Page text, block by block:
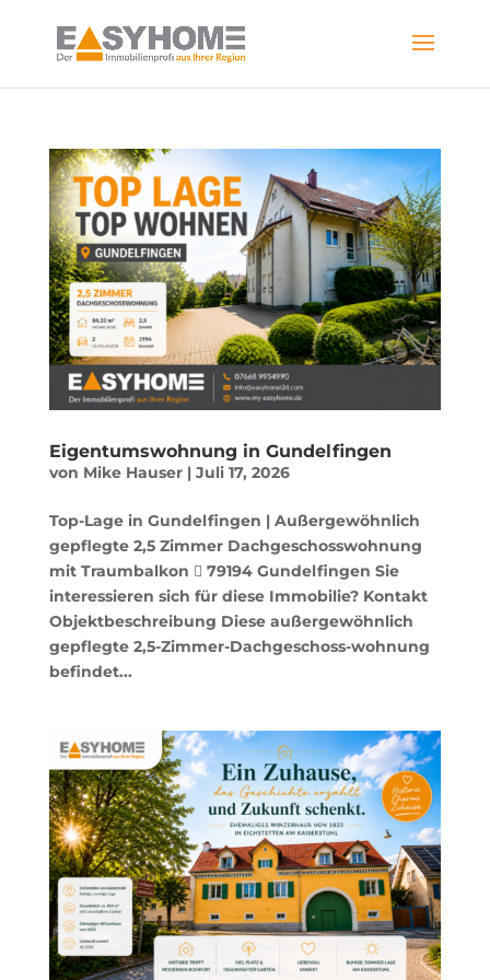
content
Eigentumswohnung in Gundelfingen
von Mike Hauser| Juli 17, 2026
Top-Lage in Gundelfingen | Außergewöhnlich
gepflegte 2,5 Zimmer Dachgeschosswohnung
mit Traumbalkon  79194 Gundelfingen Sie
interessieren sich für diese Immobilie? Kontakt
Objektbeschreibung Diese außergewöhnlich
gepflegte 2,5-Zimmer-Dachgeschoss-wohnung
befindet...